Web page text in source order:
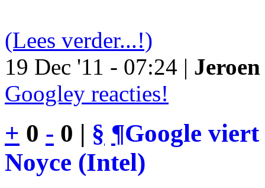
(Lees verder...!)
19 Dec '11 - 07:24 |
Googley reacties!
+ 0 - 0 | § ¶Google
Noyce (Intel)